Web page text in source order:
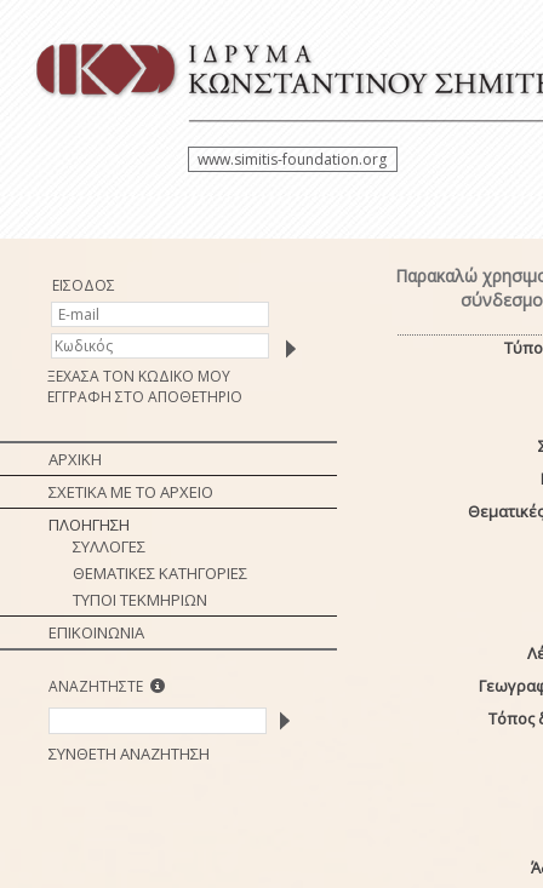
www.simitis-foundation.org
ΕΙΣΟΔΟΣ
ΞΕΧΑΣΑ ΤΟΝ ΚΩΔΙΚΟ ΜΟΥ
ΕΓΓΡΑΦΗ ΣΤΟ ΑΠΟΘΕΤΗΡΙΟ
ΑΡΧΙΚΗ
ΣΧΕΤΙΚΑ ΜΕ ΤΟ ΑΡΧΕΙΟ
ΠΛΟΗΓΗΣΗ
ΣΥΛΛΟΓΕΣ
ΘΕΜΑΤΙΚΕΣ ΚΑΤΗΓΟΡΙΕΣ
ΤΥΠΟΙ ΤΕΚΜΗΡΙΩΝ
ΕΠΙΚΟΙΝΩΝΙΑ
ΑΝΑΖΗΤΗΣΤΕ
ΣΥΝΘΕΤΗ ΑΝΑΖΗΤΗΣΗ
Παρακαλώ
Τόπος